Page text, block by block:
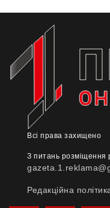
Всі права захищено
З питань розміщення
Редакційна